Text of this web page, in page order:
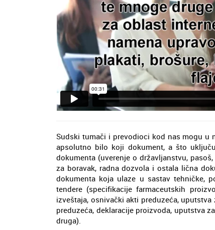
Sudski tumači i prevodioci kod nas mogu u
apsolutno bilo koji dokument, a što
dokumenta (uverenje o državljanstvu,
za boravak, radna dozvola i ostala lična
dokumenta koja ulaze u sastav tehničke,
tendere (specifikacije farmaceutskih
izveštaja, osnivački akti preduzeća,
preduzeća, deklaracije proizvoda, uputstva
druga).